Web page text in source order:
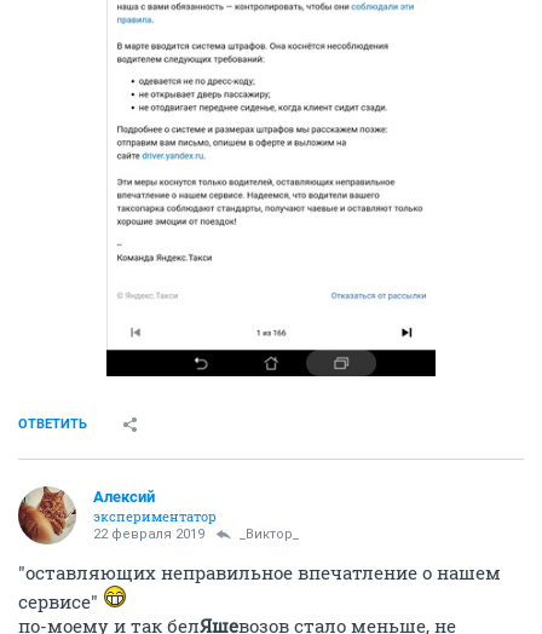
ОТВЕТИТЬ
Алексий
экспериментатор
22 февраля 2019 _Виктор_
"оставляющих неправильное впечатление о нашем
сервисе"
по-моему и так белЯшевозов стало меньше, не